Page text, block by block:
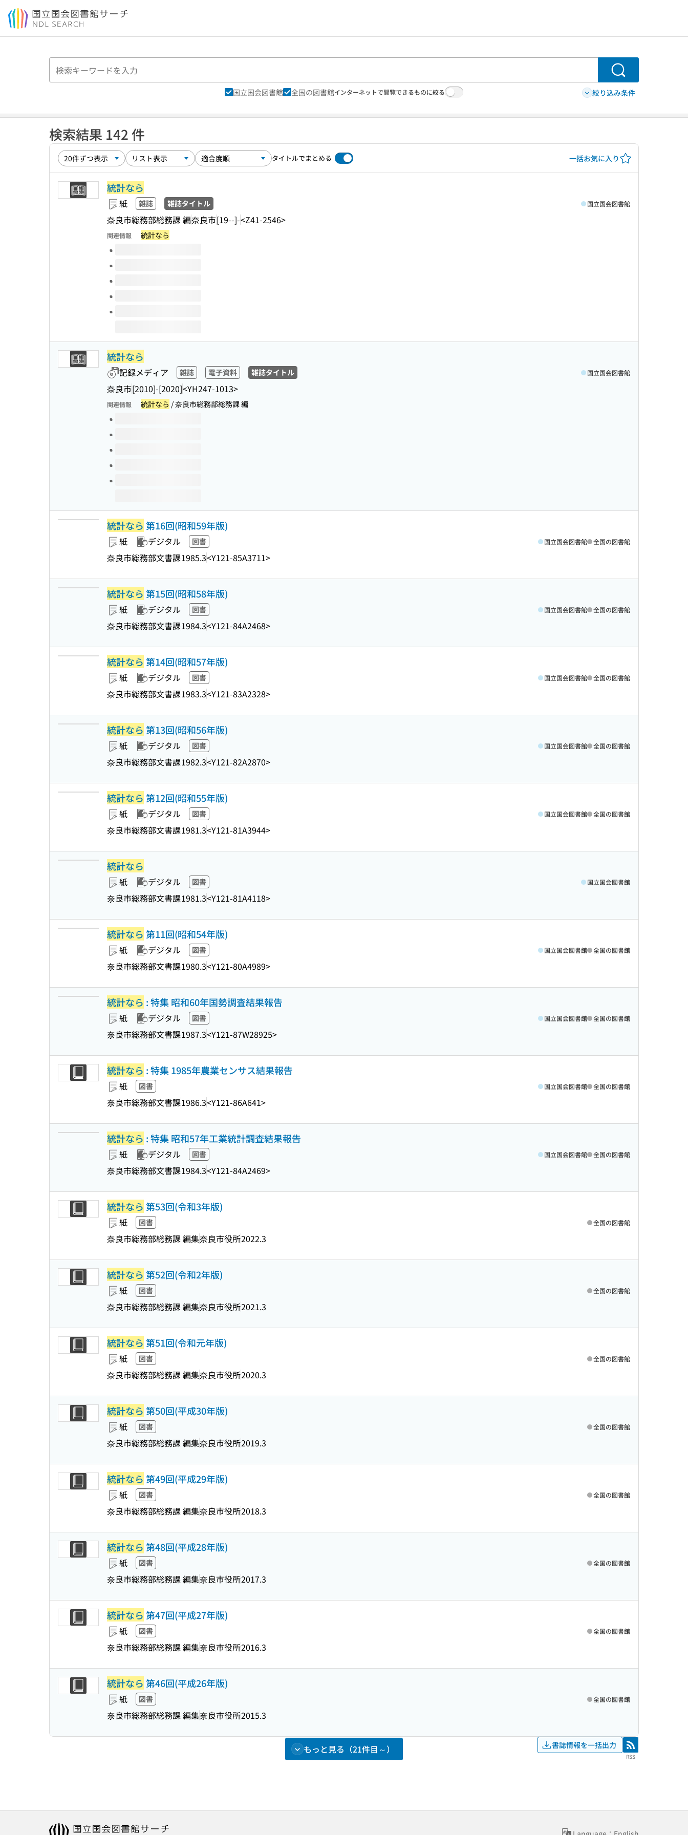
本文へ移動
検索
国立国会図書館 全国の図書館インターネットで閲覧できるものに絞る 絞り込み条件
検索結果 142 件
タイトルでまとめる 一括お気に入り
統計なら
紙 雑誌 雑誌タイトル
奈良市総務部総務課 編奈良市[19--]-<Z41-2546>
国立国会図書館
関連情報 統計なら
このタイトルの巻号
統計なら
記録メディア 雑誌 電子資料 雑誌タイトル
奈良市[2010]-[2020]<YH247-1013>
国立国会図書館
関連情報 統計なら / 奈良市総務部総務課 編
このタイトルの巻号
統計なら 第16回(昭和59年版)
紙 デジタル 図書
奈良市総務部文書課1985.3<Y121-85A3711>
国立国会図書館 全国の図書館
統計なら 第15回(昭和58年版)
紙 デジタル 図書
奈良市総務部文書課1984.3<Y121-84A2468>
国立国会図書館 全国の図書館
統計なら 第14回(昭和57年版)
紙 デジタル 図書
奈良市総務部文書課1983.3<Y121-83A2328>
国立国会図書館 全国の図書館
統計なら 第13回(昭和56年版)
紙 デジタル 図書
奈良市総務部文書課1982.3<Y121-82A2870>
国立国会図書館 全国の図書館
統計なら 第12回(昭和55年版)
紙 デジタル 図書
奈良市総務部文書課1981.3<Y121-81A3944>
国立国会図書館 全国の図書館
統計なら
紙 デジタル 図書
奈良市総務部文書課1981.3<Y121-81A4118>
国立国会図書館
統計なら 第11回(昭和54年版)
紙 デジタル 図書
奈良市総務部文書課1980.3<Y121-80A4989>
国立国会図書館 全国の図書館
統計なら : 特集 昭和60年国勢調査結果報告
紙 デジタル 図書
奈良市総務部文書課1987.3<Y121-87W28925>
国立国会図書館 全国の図書館
統計なら : 特集 1985年農業センサス結果報告
紙 図書
奈良市総務部文書課1986.3<Y121-86A641>
国立国会図書館 全国の図書館
統計なら : 特集 昭和57年工業統計調査結果報告
紙 デジタル 図書
奈良市総務部文書課1984.3<Y121-84A2469>
国立国会図書館 全国の図書館
統計なら 第53回(令和3年版)
紙 図書
奈良市総務部総務課 編集奈良市役所2022.3
全国の図書館
統計なら 第52回(令和2年版)
紙 図書
奈良市総務部総務課 編集奈良市役所2021.3
全国の図書館
統計なら 第51回(令和元年版)
紙 図書
奈良市総務部総務課 編集奈良市役所2020.3
全国の図書館
統計なら 第50回(平成30年版)
紙 図書
奈良市総務部総務課 編集奈良市役所2019.3
全国の図書館
統計なら 第49回(平成29年版)
紙 図書
奈良市総務部総務課 編集奈良市役所2018.3
全国の図書館
統計なら 第48回(平成28年版)
紙 図書
奈良市総務部総務課 編集奈良市役所2017.3
全国の図書館
統計なら 第47回(平成27年版)
紙 図書
奈良市総務部総務課 編集奈良市役所2016.3
全国の図書館
統計なら 第46回(平成26年版)
紙 図書
奈良市総務部総務課 編集奈良市役所2015.3
全国の図書館
もっと見る（21件目～） 書誌情報を一括出力 RSS
RSS